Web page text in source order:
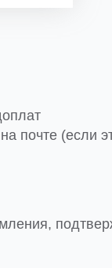
почте (если